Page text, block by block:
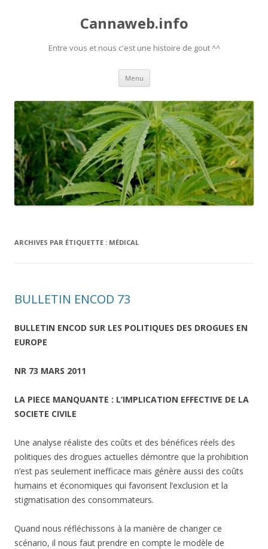
Cannaweb.info
Entre vous et nous c'est une histoire de gout ^^
Menu Aller
contenu
ARCHIVES PAR ÉTIQUETTE : MÉDICAL
BULLETIN ENCOD 73
BULLETIN ENCOD SUR LES POLITIQUES DES DROGUES EN
EUROPE
NR 73 MARS 2011
LA PIECE MANQUANTE : L’IMPLICATION EFFECTIVE DE LA
SOCIETE CIVILE
Une analyse réaliste des coûts et des bénéfices réels des
politiques des drogues actuelles démontre que la prohibition
n’est pas seulement inefficace mais génère aussi des coûts
humains et économiques qui favorisent l’exclusion et la
stigmatisation des consommateurs.
Quand nous réfléchissons à la manière de changer ce
scénario, il nous faut prendre en compte le modèle de